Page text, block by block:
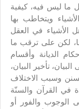
ما ليس فيه، كيفية
ويتخاطب بها
الأشياء في العقل
لكن على ترقب ما
الديانة وأقسام
تأخير البيان،
وسبب الاختلاف
في القرآن والسنّة
الوجوب والفور أو